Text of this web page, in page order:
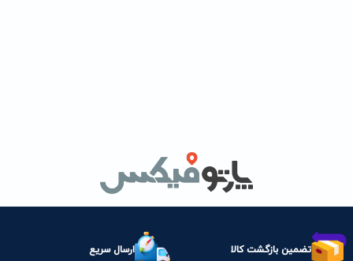
تضمین بازگشت کالا ارسال سریع